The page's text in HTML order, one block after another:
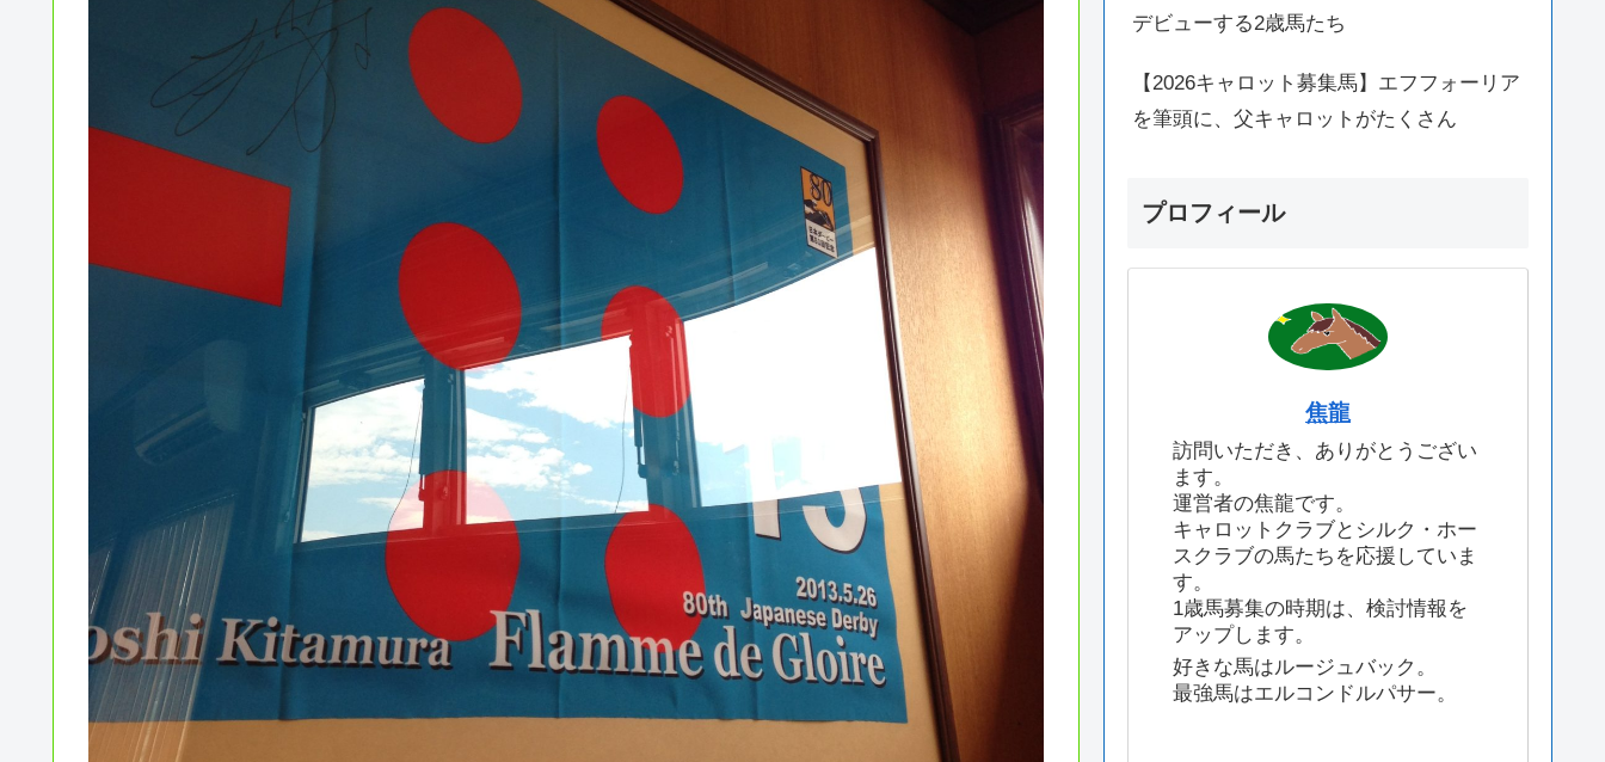
デビューする2歳馬たち
【2026キャロット募集馬】エフフォーリア
を筆頭に、父キャロットがたくさん
プロフィール
焦龍
訪問いただき、ありがとうござい
ます。
運営者の焦龍です。
キャロットクラブとシルク・ホー
スクラブの馬たちを応援していま
す。
1歳馬募集の時期は、検討情報を
アップします。
好きな馬はルージュバック。
最強馬はエルコンドルパサー。